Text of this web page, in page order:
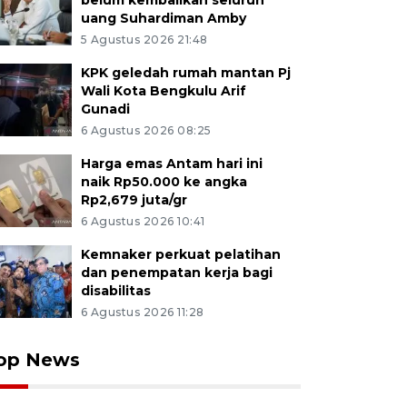
uang Suhardiman Amby
5 Agustus 2026 21:48
KPK geledah rumah mantan Pj
Wali Kota Bengkulu Arif
Gunadi
6 Agustus 2026 08:25
Harga emas Antam hari ini
naik Rp50.000 ke angka
Rp2,679 juta/gr
6 Agustus 2026 10:41
Kemnaker perkuat pelatihan
dan penempatan kerja bagi
disabilitas
6 Agustus 2026 11:28
News